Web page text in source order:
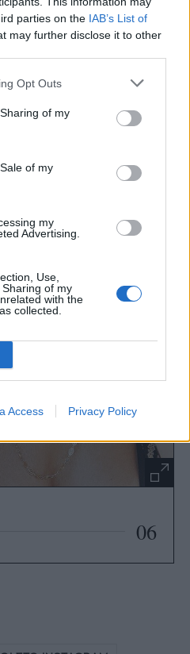
parties on the IAB’s List of
may further disclose it to other
Opt Outs
of my
of my
my
Advertising.
Use,
of my
with the
collected.
Access Privacy Policy
το Instagram με τις
06